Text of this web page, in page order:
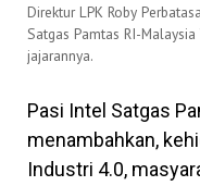
Direktur LPK Roby
Satgas Pamtas RI-
jajarannya.
Pasi Intel Satgas
menambahkan,
Industri 4.0,